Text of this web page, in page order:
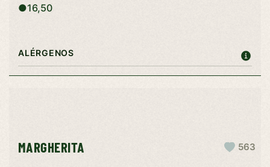
●16,50
ALÉRGENOS
MARGHERITA 563